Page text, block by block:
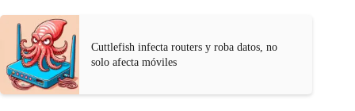
Cuttlefish infecta routers y roba datos, no
solo afecta móviles